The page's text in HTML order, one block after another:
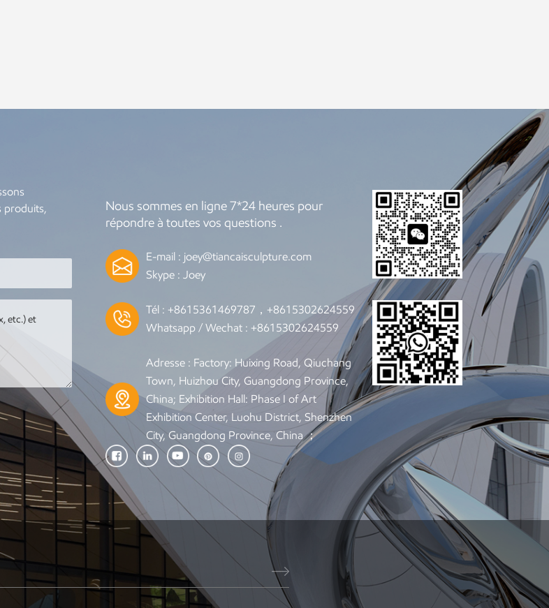
produits,
Nous sommes en ligne 7*24 heures pour
répondre à toutes vos questions .
E-mail : joey@tiancaisculpture.com
Skype :Joey
Tél : +8615361469787，+8615302624559
Whatsapp / Wechat : +8615302624559
Adresse : Factory: Huixing Road, Qiuchang
Town, Huizhou City, Guangdong Province,
China; Exhibition Hall: Phase I of Art
Exhibition Center, Luohu District, Shenzhen
City, Guangdong Province, China ；